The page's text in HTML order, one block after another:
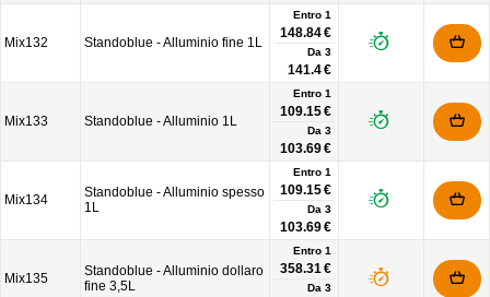
Mix132 Standoblue - Alluminio fine 1L
Entro 1
148.84 €
Da 3
141.4 €
Mix133 Standoblue - Alluminio 1L
Entro 1
109.15 €
Da 3
103.69 €
Mix134
Standoblue - Alluminio spesso
1L
Entro 1
109.15 €
Da 3
103.69 €
Mix135
Standoblue - Alluminio dollaro
fine 3,5L
Entro 1
358.31 €
Da 3